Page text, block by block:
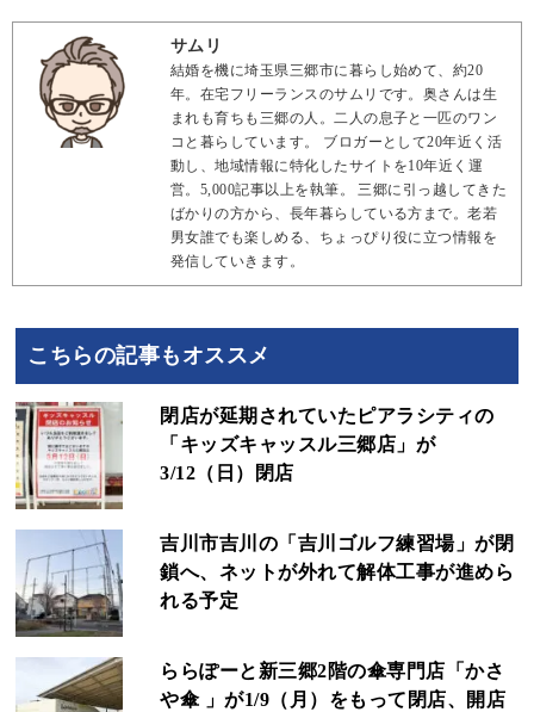
サムリ
結婚を機に埼玉県三郷市に暮らし始めて、約20
年。在宅フリーランスのサムリです。奥さんは生
まれも育ちも三郷の人。二人の息子と一匹のワン
コと暮らしています。 ブロガーとして20年近く活
動し、地域情報に特化したサイトを10年近く運
営。5,000記事以上を執筆。 三郷に引っ越してきた
ばかりの方から、長年暮らしている方まで。老若
男女誰でも楽しめる、ちょっぴり役に立つ情報を
発信していきます。
こちらの記事もオススメ
閉店が延期されていたピアラシティの
「キッズキャッスル三郷店」が
3/12（日）閉店
吉川市吉川の「吉川ゴルフ練習場」が閉
鎖へ、ネットが外れて解体工事が進めら
れる予定
ららぽーと新三郷2階の傘専門店「かさ
や傘 」が1/9（月）をもって閉店、開店